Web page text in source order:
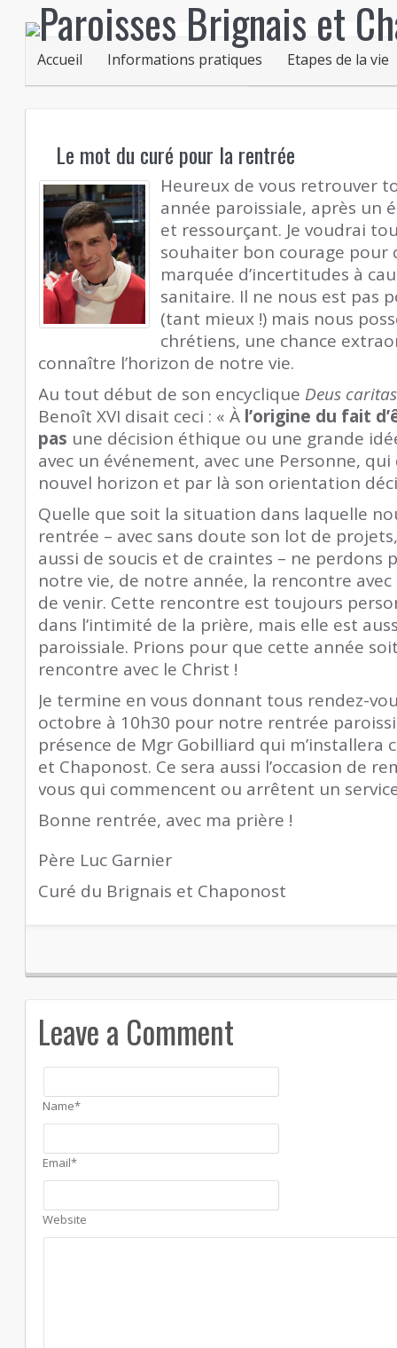
Accueil Informations pratiques Etapes de la vie
Le mot du curé pour la rentrée
Heureux de vous retrouver
année paroissiale, après un
et ressourçant. Je voudrai
souhaiter bon courage pour
marquée d’incertitudes à
sanitaire. Il ne nous est pas
(tant mieux !) mais nous
chrétiens, une chance
connaître l’horizon de notre vie.
Au tout début de son encyclique Deus
Benoît XVI disait ceci : « À l’origine du fait
pas une décision éthique ou une grande
avec un événement, avec une Personne,
nouvel horizon et par là son orientation
Quelle que soit la situation dans laquelle
rentrée – avec sans doute son lot de
aussi de soucis et de craintes – ne perdons
notre vie, de notre année, la rencontre avec
de venir. Cette rencontre est toujours
dans l’intimité de la prière, mais elle est
paroissiale. Prions pour que cette année
rencontre avec le Christ !
Je termine en vous donnant tous rendez-
octobre à 10h30 pour notre rentrée
présence de Mgr Gobilliard qui m’installera
et Chaponost. Ce sera aussi l’occasion de
vous qui commencent ou arrêtent un
Bonne rentrée, avec ma prière !
Père Luc Garnier
Curé du Brignais et Chaponost
Leave a Comment
Name*
Email*
Website